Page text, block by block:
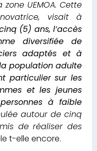
UEMOA. Cette
visait à
(5) ans, l’accès
diversifiée de
adaptés et à
population adulte
particulier sur les
et les jeunes
à faible
autour de cinq
de réaliser des
t-elle encore.